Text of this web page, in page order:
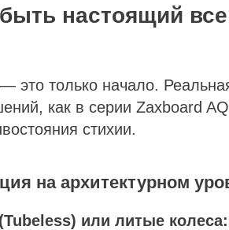
настоящий
это только начало.
как в серии Zaxboard
стихии.
на архитектурном
или литые колеса: